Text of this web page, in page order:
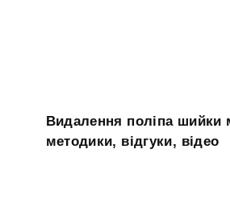
Видалення поліпа шийки
методики, відгуки, відео